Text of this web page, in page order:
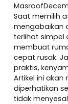
Masroof
Saat memilih
mengabaikan
terlihat simpel
membuat
cepat rusak.
praktis,
Artikel ini
diperhatikan
tidak menyesal